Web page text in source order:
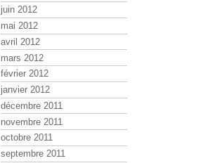
juin 2012
mai 2012
avril 2012
mars 2012
février 2012
janvier 2012
décembre 2011
novembre 2011
octobre 2011
septembre 2011